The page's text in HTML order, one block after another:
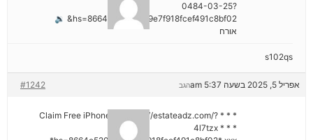
0484-03-25?
hs=8664c520642b9e7f918fcef491c8bf02& 🔉
אורח
s102qs
אפריל 5, 2025 בשעה 5:37 am #1242 הגב
* * * Claim Free iPhone 16: https://estateadz.com/?
4l7tzx * * *